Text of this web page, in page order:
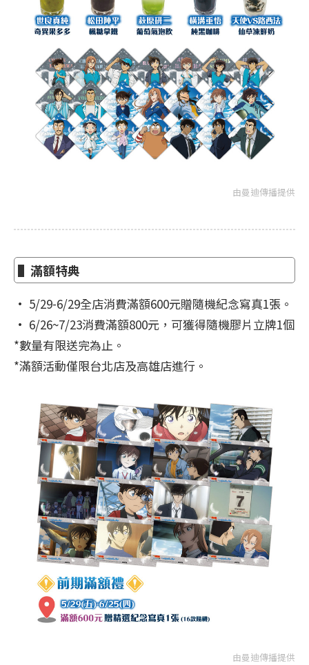
由曼迪傳播提供
▌滿額特典
• 5/29-6/29全店消費滿額600元贈隨機紀念寫真1張。
• 6/26~7/23消費滿額800元，可獲得隨機膠片立牌1個
*數量有限送完為止。
*滿額活動僅限台北店及高雄店進行。
由曼迪傳播提供